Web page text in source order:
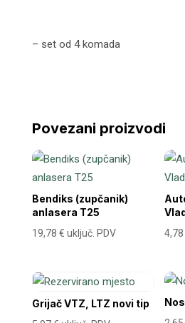
– set od 4 komada
Povezani proizvodi
Bendiks (zupčanik)
anlasera T25
19,78 € uključ. PDV
Grijač VTZ, LTZ novi tip